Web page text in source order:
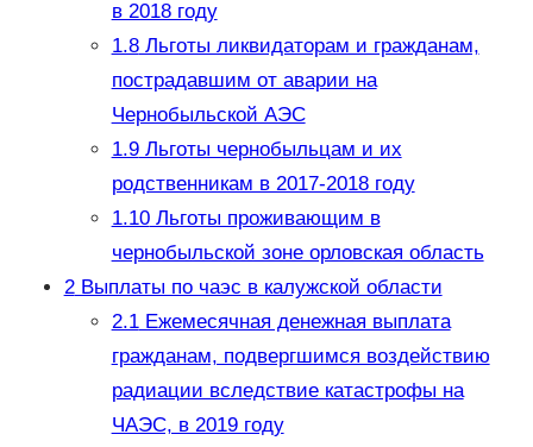
в 2018 году
1.8Льготы ликвидаторам и гражданам,
пострадавшим от аварии на
Чернобыльской АЭС
1.9Льготы чернобыльцам и их
родственникам в 2017-2018 году
1.10Льготы проживающим в
чернобыльской зоне орловская область
2Выплаты по чаэс в калужской области
2.1Ежемесячная денежная выплата
гражданам, подвергшимся воздействию
радиации вследствие катастрофы на
ЧАЭС, в 2019 году